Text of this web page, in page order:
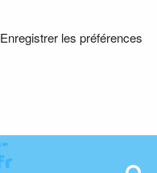
Enregistrer les préférences